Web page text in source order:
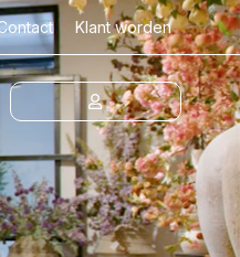
Klant worden